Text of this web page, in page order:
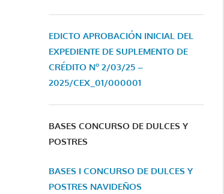
EDICTO APROBACIÓN INICIAL DEL
EXPEDIENTE DE SUPLEMENTO DE
CRÉDITO Nº 2/03/25 –
2025/CEX_01/000001
BASES CONCURSO DE DULCES Y
POSTRES
BASES I CONCURSO DE DULCES Y
POSTRES NAVIDEÑOS